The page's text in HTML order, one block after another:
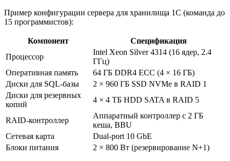
Пример конфигурации сервера для хранилища 1С (команда до
15 программистов):
Компонент
Спецификация
Процессор
Intel Xeon Silver 4314 (16 ядер, 2.4
ГГц)
Оперативная память
64 ГБ DDR4 ECC (4 × 16 ГБ)
Диски для SQL-базы
2 × 960 ГБ SSD NVMe в RAID 1
Диски для резервных
копий
4 × 4 ТБ HDD SATA в RAID 5
RAID-контроллер
Аппаратный контроллер с 2 ГБ
кеша, BBU
Сетевая карта
Dual-port 10 GbE
Блоки питания
2 × 800 Вт (резервирование N+1)